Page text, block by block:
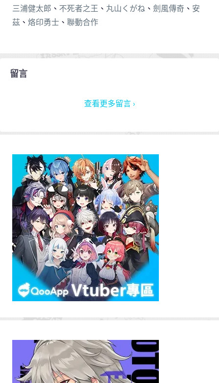
三浦健太郎 、 不死者之王 、 丸山くがね 、 劍風傳奇 、 安
茲 、 烙印勇士 、 聯動合作
留言
查看更多留言 ›